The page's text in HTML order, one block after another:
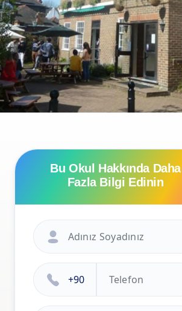
Bu Okul Hakkında Daha
Fazla Bilgi Edinin